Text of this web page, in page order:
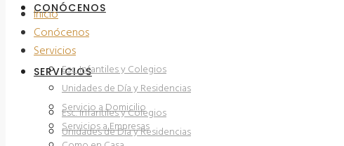
CONÓCENOS
SERVICIOS
Esc. Infantiles y Colegios
Unidades de Día y Residencias
Inicio
Conócenos
Servicios
Esc. Infantiles y Colegios
Unidades de Día y Residencias
Servicio a Domicilio
Servicios a Empresas